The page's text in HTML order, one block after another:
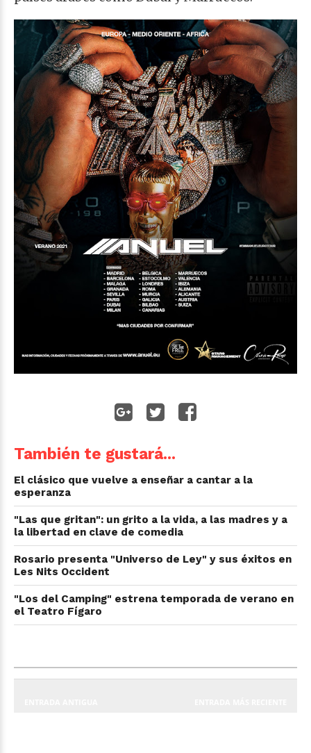
También te gustará...
El clásico que vuelve a enseñar a cantar a la
esperanza
"Las que gritan": un grito a la vida, a las madres y a
la libertad en clave de comedia
Rosario presenta "Universo de Ley" y sus éxitos en
Les Nits Occident
"Los del Camping" estrena temporada de verano en
el Teatro Fígaro